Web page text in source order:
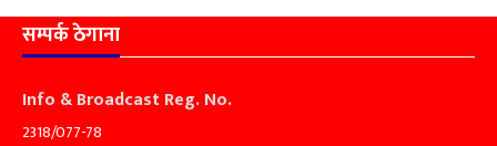
सम्पर्क ठेगाना
Info & Broadcast Reg. No.
2318/077-78